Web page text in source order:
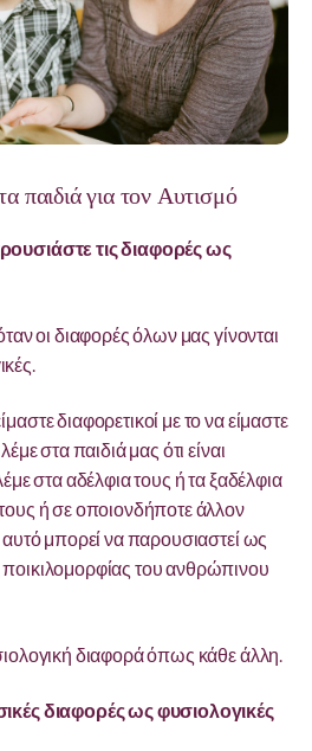
παιδιά για τον Αυτισμό
τις διαφορές ως
οι διαφορές όλων μας γίνονται
διαφορετικοί με το να είμαστε
στα παιδιά μας ότι είναι
στα αδέλφια τους ή τα ξαδέλφια
ή σε οποιονδήποτε άλλον
αυτό μπορεί να παρουσιαστεί ως
του ανθρώπινου
διαφορά όπως κάθε άλλη.
διαφορές ως φυσιολογικές